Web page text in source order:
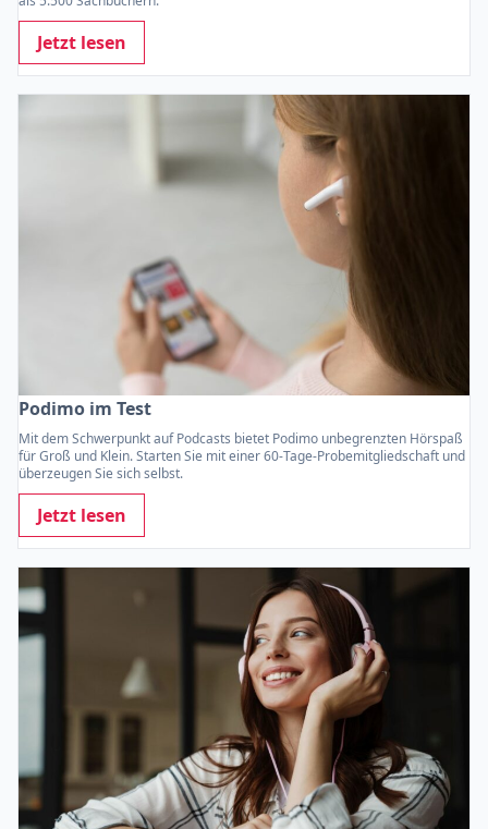
Jetzt lesen
Podimo im Test
Mit dem Schwerpunkt auf Podcasts bietet Podimo unbegrenzten Hörspaß
für Groß und Klein. Starten Sie mit einer 60-Tage-Probemitgliedschaft und
überzeugen Sie sich selbst.
Jetzt lesen